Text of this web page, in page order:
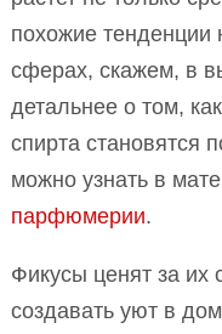
похожие тенденции
сферах, скажем, в
детальнее о том,
спирта становятся
можно узнать в
парфюмерии.
Фикусы ценят за их
создавать уют в